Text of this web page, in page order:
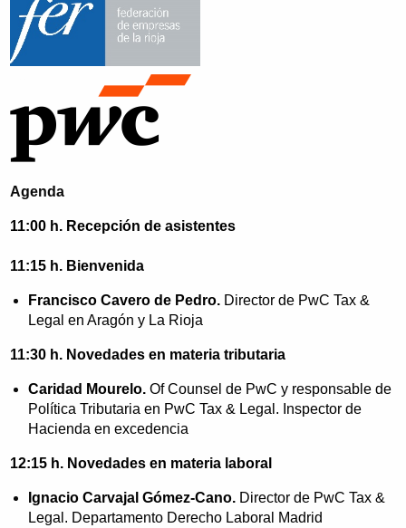
Agenda
11:00 h. Recepción de asistentes
11:15 h. Bienvenida
Francisco Cavero de Pedro. Director de PwC Tax &
Legal en Aragón y La Rioja
11:30 h. Novedades en materia tributaria
Caridad Mourelo. Of Counsel de PwC y responsable de
Política Tributaria en PwC Tax & Legal. Inspector de
Hacienda en excedencia
12:15 h. Novedades en materia laboral
Ignacio Carvajal Gómez-Cano. Director de PwC Tax &
Legal. Departamento Derecho Laboral Madrid